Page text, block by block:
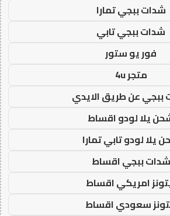
شدات ببجي تمارا
شدات ببجي تابي
فور يو ستور
متجر 4u
ببجي عن طريق الايدي
يلا لودو اقساط
يلا لودو تابي تمارا
شدات ببجي اقساط
امريكي اقساط
سعودي اقساط